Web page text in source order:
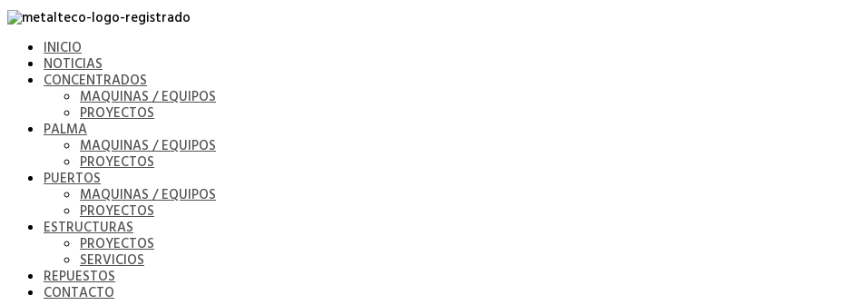
INICIO
NOTICIAS
CONCENTRADOS
MAQUINAS / EQUIPOS
PROYECTOS
PALMA
MAQUINAS / EQUIPOS
PROYECTOS
PUERTOS
MAQUINAS / EQUIPOS
PROYECTOS
ESTRUCTURAS
PROYECTOS
SERVICIOS
REPUESTOS
CONTACTO